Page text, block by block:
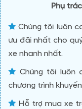
Phụ
Chúng tôi luôn
ưu đãi nhất cho
xe nhanh nhất.
Chúng tôi luôn
chương trình
Hỗ trợ mua xe